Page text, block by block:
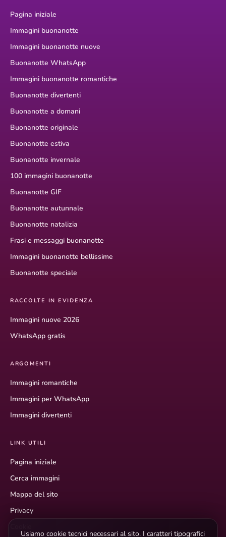
Pagina iniziale
Immagini buonanotte
Immagini buonanotte nuove
Buonanotte WhatsApp
Immagini buonanotte romantiche
Buonanotte divertenti
Buonanotte a domani
Buonanotte originale
Buonanotte estiva
Buonanotte invernale
100 immagini buonanotte
Buonanotte GIF
Buonanotte autunnale
Buonanotte natalizia
Frasi e messaggi buonanotte
Immagini buonanotte bellissime
Buonanotte speciale
RACCOLTE IN EVIDENZA
Immagini nuove 2026
WhatsApp gratis
ARGOMENTI
Immagini romantiche
Immagini per WhatsApp
Immagini divertenti
LINK UTILI
Pagina iniziale
Cerca immagini
Mappa del sito
Privacy
Usiamo cookie tecnici necessari al sito. I caratteri tipografici